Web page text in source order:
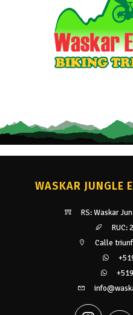
WASKAR JUNGLE
RS: Waskar
RUC:
Calle